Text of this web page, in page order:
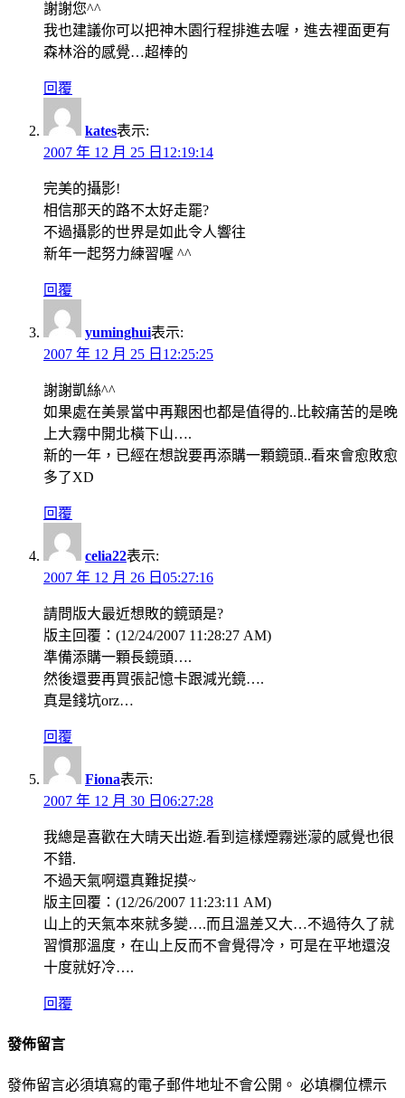
謝謝您^^
我也建議你可以把神木園行程排進去喔，進去裡面更有
森林浴的感覺…超棒的
回覆
kates表示:
2007 年 12 月 25 日12:19:14
完美的攝影!
相信那天的路不太好走罷?
不過攝影的世界是如此令人響往
新年一起努力練習喔 ^^
回覆
yuminghui表示:
2007 年 12 月 25 日12:25:25
謝謝凱絲^^
如果處在美景當中再艱困也都是值得的..比較痛苦的是晚
上大霧中開北橫下山….
新的一年，已經在想說要再添購一顆鏡頭..看來會愈敗愈
多了XD
回覆
celia22表示:
2007 年 12 月 26 日05:27:16
請問版大最近想敗的鏡頭是?
版主回覆：(12/24/2007 11:28:27 AM)
準備添購一顆長鏡頭….
然後還要再買張記憶卡跟減光鏡….
真是錢坑orz…
回覆
Fiona表示:
2007 年 12 月 30 日06:27:28
我總是喜歡在大晴天出遊.看到這樣煙霧迷濛的感覺也很
不錯.
不過天氣啊還真難捉摸~
版主回覆：(12/26/2007 11:23:11 AM)
山上的天氣本來就多變….而且溫差又大…不過待久了就
習慣那溫度，在山上反而不會覺得冷，可是在平地還沒
十度就好冷….
回覆
發佈留言
發佈留言必須填寫的電子郵件地址不會公開。 必填欄位標示